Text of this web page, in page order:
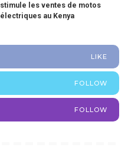
stimule les ventes de motos
électriques au Kenya
LIKE
FOLLOW
FOLLOW